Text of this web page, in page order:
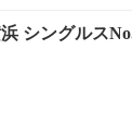
シングルス